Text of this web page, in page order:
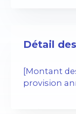
Détail
[Montant
provision